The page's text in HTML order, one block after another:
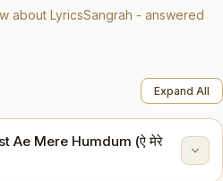
about LyricsSangrah - answered
Expand All
Ae Mere Humdum (ऐ मेरे